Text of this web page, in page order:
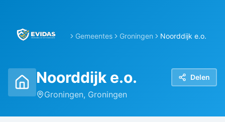
Gemeentes Groningen Noorddijk e.o.
Noorddijk e.o.
Groningen, Groningen
Delen